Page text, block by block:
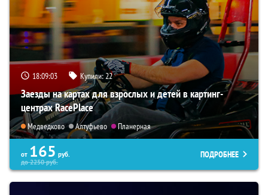
18:09:02 Купили:22
Заезды на картах для взрослых и детей в картинг-
центрах RacePlace
Медведково Алтуфьево Планерная
от 165 руб.
до2250руб.
ПОДРОБНЕЕ